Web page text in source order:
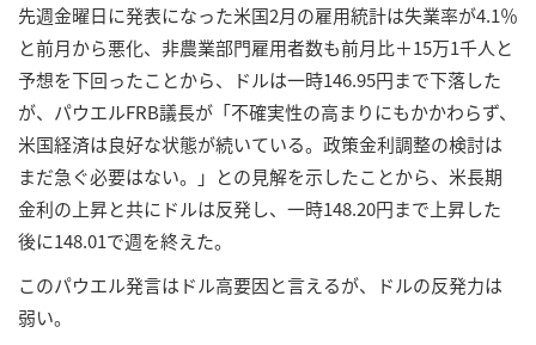
先週金曜日に発表になった米国2月の雇用統計は失業率が4.1％
と前月から悪化、非農業部門雇用者数も前月比＋15万1千人と
予想を下回ったことから、ドルは一時146.95円まで下落した
が、パウエルFRB議長が「不確実性の高まりにもかかわらず、
米国経済は良好な状態が続いている。政策金利調整の検討は
まだ急ぐ必要はない。」との見解を示したことから、米長期
金利の上昇と共にドルは反発し、一時148.20円まで上昇した
後に148.01で週を終えた。
このパウエル発言はドル高要因と言えるが、ドルの反発力は
弱い。